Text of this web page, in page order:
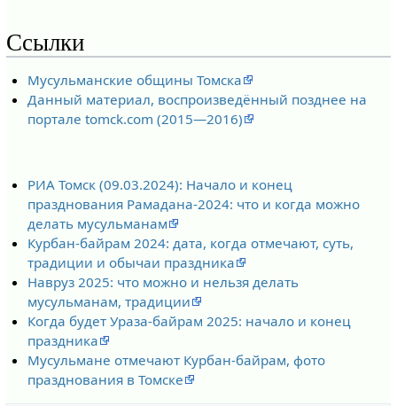
Ссылки
Мусульманские общины Томска
Данный материал, воспроизведённый позднее на
портале tomck.com (2015—2016)
РИА Томск (09.03.2024): Начало и конец
празднования Рамадана-2024: что и когда можно
делать мусульманам
Курбан-байрам 2024: дата, когда отмечают, суть,
традиции и обычаи праздника
Навруз 2025: что можно и нельзя делать
мусульманам, традиции
Когда будет Ураза-байрам 2025: начало и конец
праздника
Мусульмане отмечают Курбан-байрам, фото
празднования в Томске